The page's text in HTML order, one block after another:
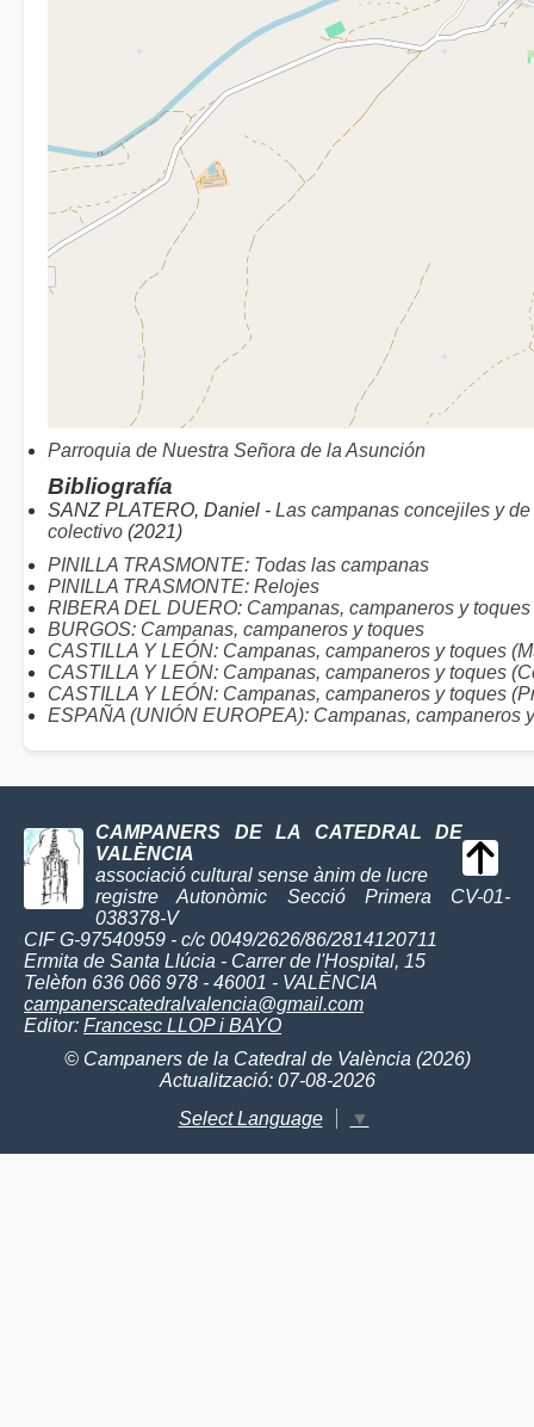
Parroquia de Nuestra Señora de la Asunción
Bibliografía
SANZ PLATERO, Daniel - Las campanas concejiles y
colectivo (2021)
PINILLA TRASMONTE: Todas las campanas
PINILLA TRASMONTE: Relojes
RIBERA DEL DUERO: Campanas, campaneros y toques
BURGOS: Campanas, campaneros y toques
CASTILLA Y LEÓN: Campanas, campaneros y toques
CASTILLA Y LEÓN: Campanas, campaneros y toques
CASTILLA Y LEÓN: Campanas, campaneros y toques
ESPAÑA (UNIÓN EUROPEA): Campanas, campaneros
CAMPANERS DE LA CATEDRAL DE
VALÈNCIA
associació cultural sense ànim de lucre
registre Autonòmic Secció Primera CV-01-
038378-V
CIF G-97540959 - c/c 0049/2626/86/2814120711
Ermita de Santa Llúcia - Carrer de l'Hospital, 15
Telèfon 636 066 978 - 46001 - VALÈNCIA
campanerscatedralvalencia@gmail.com
Editor: Francesc LLOP i BAYO
© Campaners de la Catedral de València (2026)
Actualització: 07-08-2026
Select Language
▼